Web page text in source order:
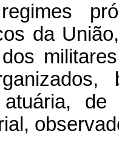
da
atuária,